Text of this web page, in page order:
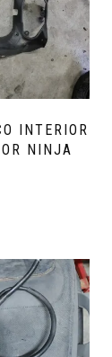
INTERIOR
NINJA